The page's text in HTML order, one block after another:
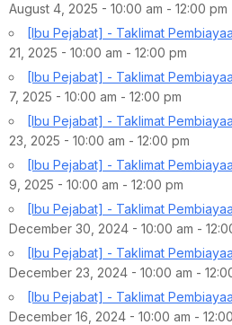
August 4, 2025 - 10:00 am - 12:00 pm
[Ibu Pejabat] - Taklimat
21, 2025 - 10:00 am - 12:00 pm
[Ibu Pejabat] - Taklimat
7, 2025 - 10:00 am - 12:00 pm
[Ibu Pejabat] - Taklimat
23, 2025 - 10:00 am - 12:00 pm
[Ibu Pejabat] - Taklimat
9, 2025 - 10:00 am - 12:00 pm
[Ibu Pejabat] - Taklimat
December 30, 2024 - 10:00 am -
[Ibu Pejabat] - Taklimat
December 23, 2024 - 10:00 am -
[Ibu Pejabat] - Taklimat
December 16, 2024 - 10:00 am -